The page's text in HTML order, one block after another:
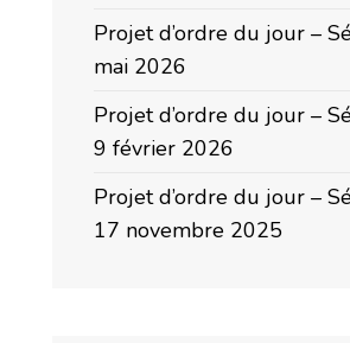
Projet d’ordre du jour –
mai 2026
Projet d’ordre du jour –
9 février 2026
Projet d’ordre du jour –
17 novembre 2025